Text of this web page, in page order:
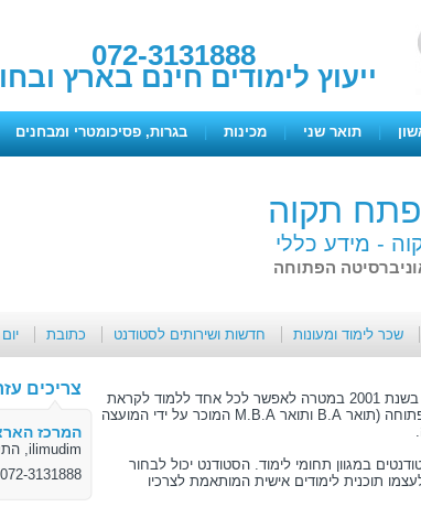
072-3131888
ייעוץ לימודים חינם בארץ
| תואר שני | מכינות | בגרות, פסיכומטרי ומבחנים
תקוה
- מידע כללי
שכר לימוד ומעונות חדשות ושירותים לסטודנט כתובת
צריכים
המרכז
ilimudim, התקשרו ונעזור לכם למצוא פיתרון
072-3131888
מכללת העיר פתח תקווה הוקמה בשנת 2001 במטרה לאפשר לכל אחד ללמוד לקראת
תואר אקדמי של האוניברסיטה הפתוחה (תואר B.A ותואר M.B.A המוכר על ידי המועצה
לומדים כיום כ- 4000 סטודנטים במגוון תחומי לימוד. הסטודנט יכול לבחור
תוכנית לימודים אישית המותאמת לצרכיו